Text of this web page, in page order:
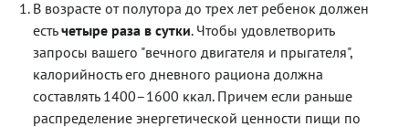
В возрасте от полутора до трех лет ребенок должен
естьчетыре раза в сутки. Чтобы удовлетворить
запросы вашего "вечного двигателя и прыгателя",
калорийность его дневного рациона должна
составлять 1400–1600 ккал. Причем если раньше
распределение энергетической ценности пищи по